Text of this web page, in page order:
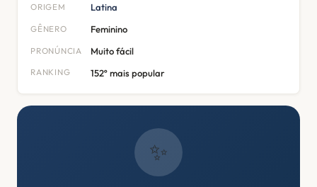
ORIGEM Latina
GÊNERO Feminino
PRONÚNCIA Muito fácil
RANKING 152º mais popular
✨